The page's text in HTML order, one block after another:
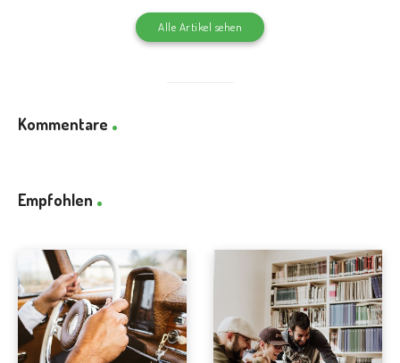
Alle Artikel sehen
Kommentare
Empfohlen